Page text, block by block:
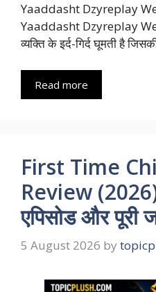
Yaaddasht Dzyreplay
Yaaddasht Dzyreplay
व्यक्ति के इर्द-गिर्द घूमती है
Read more
First Time
Review
एपिसोड और पूरी
5 August 2026 by